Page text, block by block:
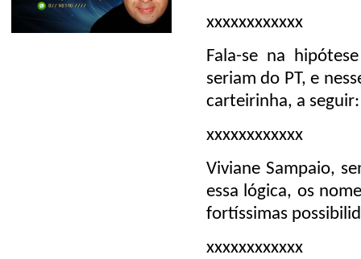
xxxxxxxxxxxx
Fala-se na
seriam do PT, e
carteirinha, a seguir:
xxxxxxxxxxxx
Viviane Sampaio,
essa lógica, os
fortíssimas
xxxxxxxxxxxx